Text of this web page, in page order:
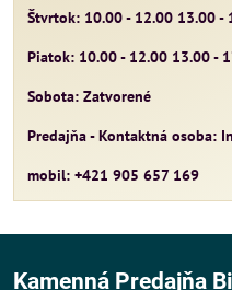
Štvrtok: 10.00 - 12.00 13.00 -
Piatok: 10.00 - 12.00 13.00 -
Sobota: Zatvorené
Predajňa - Kontaktná osoba:
mobil: +421 905 657 169
Kamenná Predajňa